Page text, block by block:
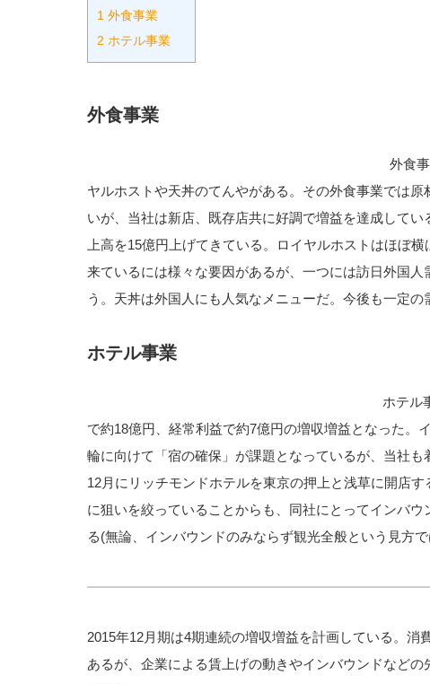
1 外食事業
2 ホテル事業
外食事業
外食
ヤルホストや天丼のてんやがある。その外食事業では
いが、当社は新店、既存店共に好調で増益を達成して
上高を15億円上げてきている。ロイヤルホストはほぼ
来ているには様々な要因があるが、一つには訪日外国人
う。天丼は外国人にも人気なメニューだ。今後も一定の
ホテル事業
ホテル
で約18億円、経常利益で約7億円の増収増益となった。
輪に向けて「宿の確保」が課題となっているが、当社
12月にリッチモンドホテルを東京の押上と浅草に開店
に狙いを絞っていることからも、同社にとってインバ
る(無論、インバウンドのみならず観光全般という見方で
2015年12月期は4期連続の増収増益を計画している。消
あるが、企業による賃上げの動きやインバウンドなど